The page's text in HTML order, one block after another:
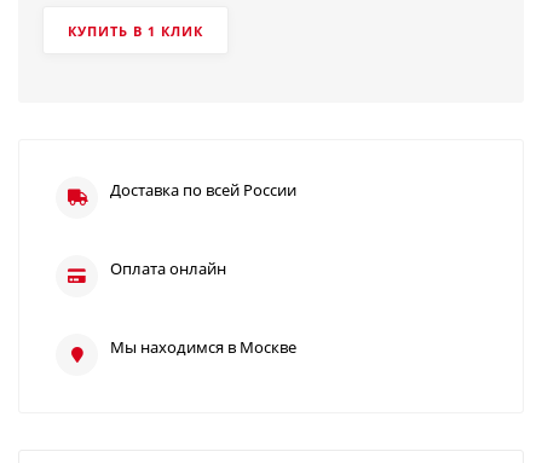
КУПИТЬ В 1 КЛИК
Доставка по всей России
Оплата онлайн
Мы находимся в Москве